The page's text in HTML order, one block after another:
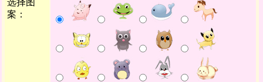
选择图
案：